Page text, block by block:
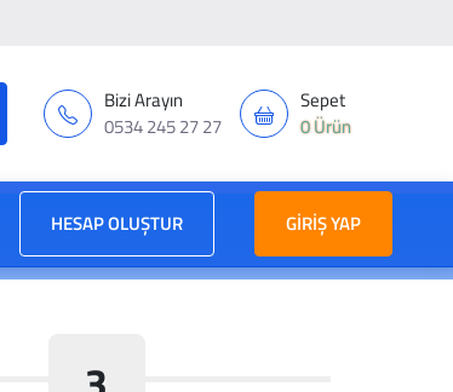
Bizi Arayın
0534 245 27 27
Sepet
0 Ürün
HESAP OLUŞTUR GIRIŞ YAP